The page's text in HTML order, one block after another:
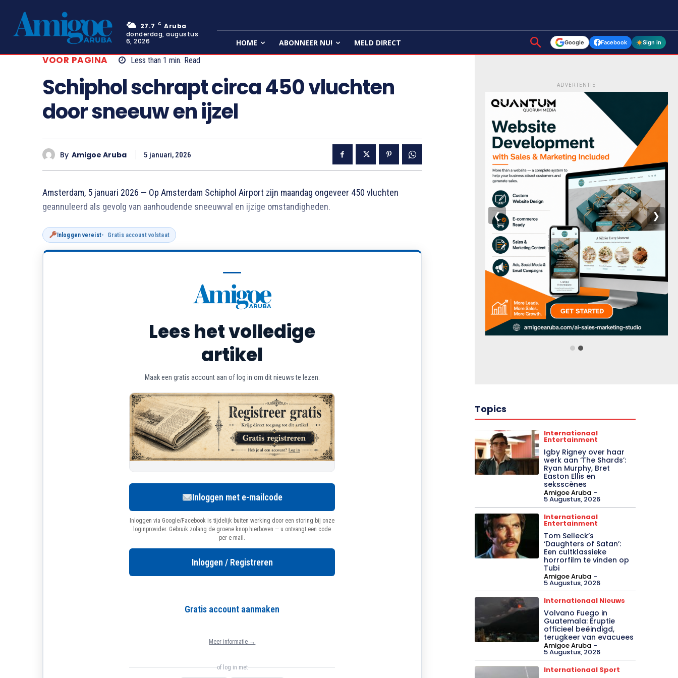
27.7 C Aruba
donderdag, augustus
6, 2026
HOME ABONNEER NU! MELD DIRECT Google Facebook Sign in
VOOR PAGINA Less than 1 min. Read
Schiphol schrapt circa 450 vluchten
door sneeuw en ijzel
By Amigoe Aruba 5 januari, 2026
Amsterdam, 5 januari 2026 — Op Amsterdam Schiphol Airport zijn maandag ongeveer 450 vluchten
geannuleerd als gevolg van aanhoudende sneeuwval en ijzige omstandigheden.
Inloggen vereist Gratis account volstaat
Lees het volledige
artikel
Maak een gratis account aan of log in om dit nieuws te lezen.
Inloggen met e-mailcode
Inloggen via Google/Facebook is tijdelijk buiten werking door een storing bij onze
loginprovider. Gebruik zolang de groene knop hierboven — u ontvangt een code
per e-mail.
Inloggen / Registreren
Gratis account aanmaken
Meer informatie →
of log in met
ADVERTENTIE
❮ ❯
Topics
Internationaal
Entertainment
Igby Rigney over haar
werk aan ‘The Shards’:
Ryan Murphy, Bret
Easton Ellis en
seksscènes
Amigoe Aruba -
5 Augustus, 2026
Internationaal
Entertainment
Tom Selleck’s
‘Daughters of Satan’:
Een cultklassieke
horrorfilm te vinden op
Tubi
Amigoe Aruba -
5 Augustus, 2026
Internationaal Nieuws
Volvano Fuego in
Guatemala: Eruptie
officieel beëindigd,
terugkeer van evacuees
Amigoe Aruba -
5 Augustus, 2026
Internationaal Sport